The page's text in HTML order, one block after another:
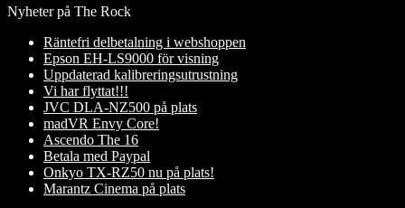
Nyheter på The Rock
Räntefri delbetalning i webshoppen
Epson EH-LS9000 för visning
Uppdaterad kalibreringsutrustning
Vi har flyttat!!!
JVC DLA-NZ500 på plats
madVR Envy Core!
Ascendo The 16
Betala med Paypal
Onkyo TX-RZ50 nu på plats!
Marantz Cinema på plats